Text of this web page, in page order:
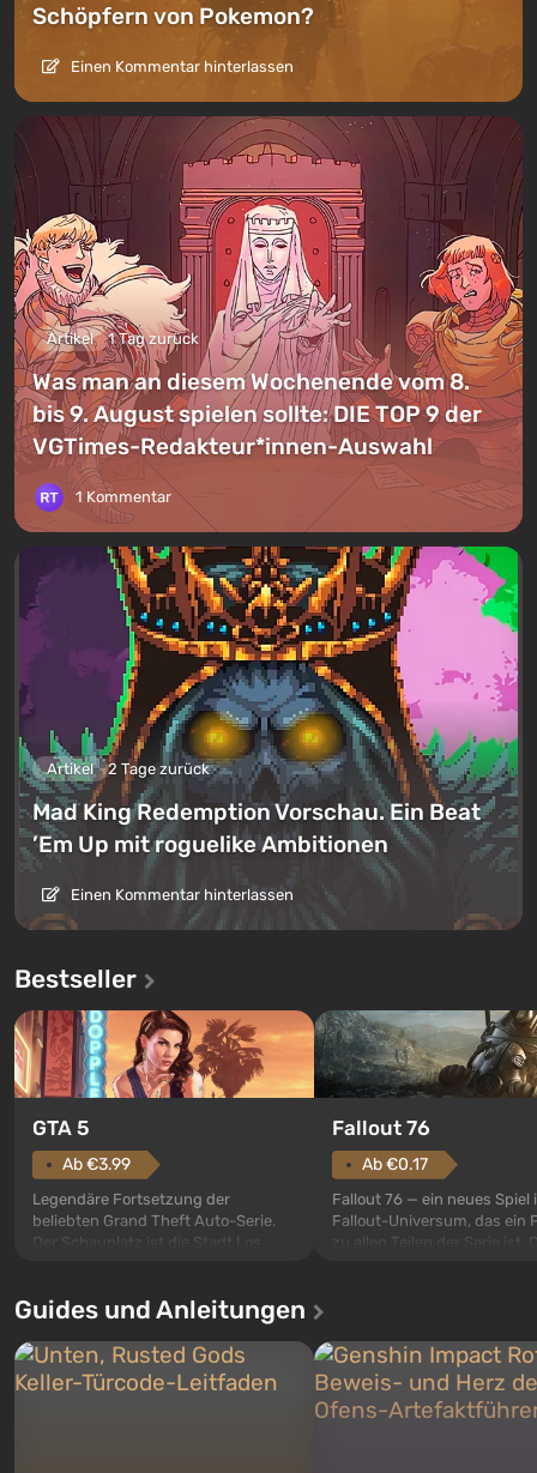
Schöpfern von Pokemon?
Einen Kommentar hinterlassen
Artikel 1 Tag zurück
Was man an diesem Wochenende vom 8.
bis 9. August spielen sollte: DIE TOP 9 der
VGTimes-Redakteur*innen-Auswahl
1 Kommentar
Artikel 2 Tage zurück
Mad King Redemption Vorschau. Ein Beat
’Em Up mit roguelike Ambitionen
Einen Kommentar hinterlassen
Bestseller
GTA 5
Ab €3.99
Legendäre Fortsetzung der
beliebten Grand Theft Auto-Serie.
Der Schauplatz ist die Stadt Los
ersten Mal erzählt das Spiel die
Charakteren: Michael, Trevor und
Franklin, zwischen denen Sie
jederzeit...
Fallout 76
Ab €0.17
Fallout 76 — ein neues Spiel
Fallout-Universum, das ein
zu allen Teilen der Serie ist.
nach dem Abwurf von
auf Amerika geöffnet wird.
Guides und Anleitungen